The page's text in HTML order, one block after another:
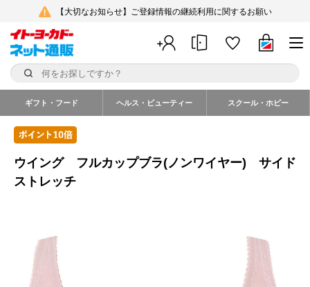
【大切なお知らせ】ご登録情報の継続利用に関するお願い
ギフト・フード ヘルス・ビューティー スクール・ホビー
ウイング フルカップブラ(ノンワイヤー) サイド
ストレッチ